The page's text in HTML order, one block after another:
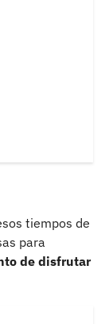
tiempos de
para
de disfrutar